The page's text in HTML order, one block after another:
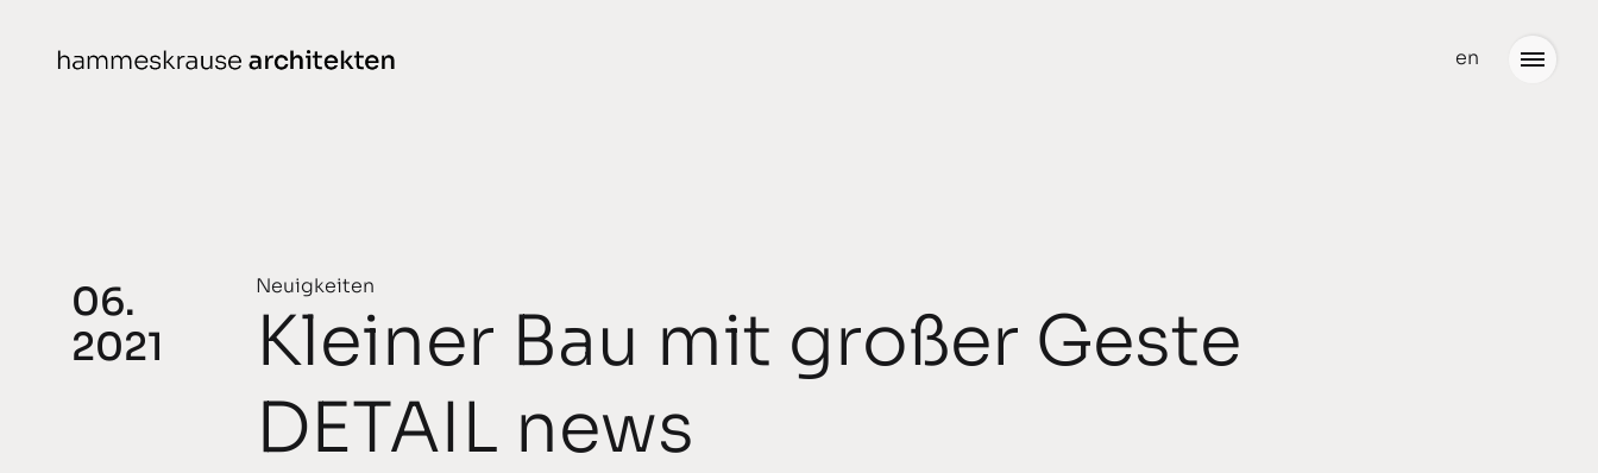
en
gebaut
06.
2021
Neuigkeiten
Kleiner Bau mit großer Geste
DETAIL news